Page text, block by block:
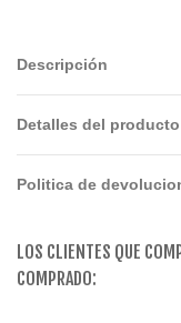
Descripción
Detalles del producto
Politica de
LOS CLIENTES QUE
COMPRADO: